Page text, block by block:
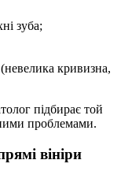
зуба;
кривизна,
підбирає той
проблемами.
вініри